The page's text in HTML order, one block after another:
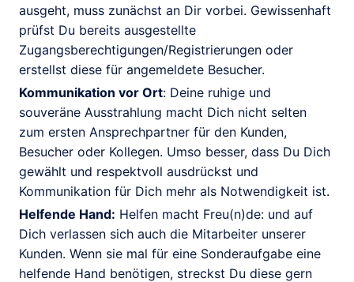
ausgeht, muss zunächst an Dir vorbei. Gewissenhaft
prüfst Du bereits ausgestellte
Zugangsberechtigungen/Registrierungen oder
erstellst diese für angemeldete Besucher.
Kommunikation vor Ort: Deine ruhige und
souveräne Ausstrahlung macht Dich nicht selten
zum ersten Ansprechpartner für den Kunden,
Besucher oder Kollegen. Umso besser, dass Du Dich
gewählt und respektvoll ausdrückst und
Kommunikation für Dich mehr als Notwendigkeit ist.
Helfende Hand: Helfen macht Freu(n)de: und auf
Dich verlassen sich auch die Mitarbeiter unserer
Kunden. Wenn sie mal für eine Sonderaufgabe eine
helfende Hand benötigen, streckst Du diese gern